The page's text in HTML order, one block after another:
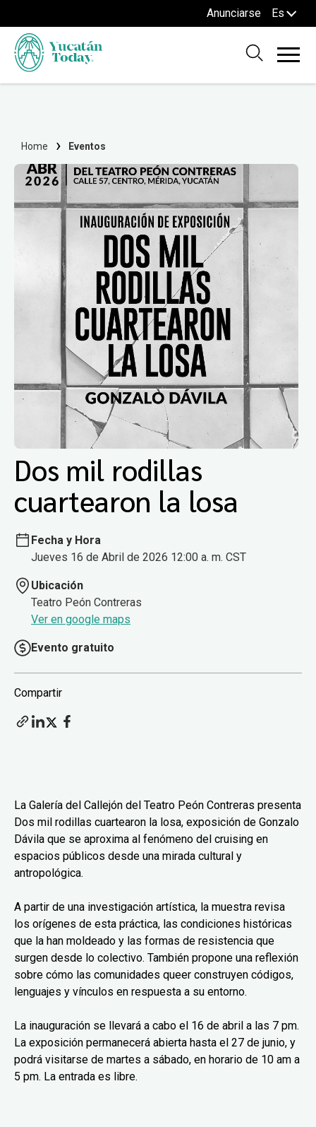
Anunciarse Es
Home Eventos
Dos mil rodillas
cuartearon la losa
Fecha y Hora
Jueves 16 de Abril de 2026 12:00 a. m. CST
Ubicación
Teatro Peón Contreras
Ver en google maps
Evento gratuito
Compartir
La Galería del Callejón del Teatro Peón Contreras presenta
Dos mil rodillas cuartearon la losa, exposición de Gonzalo
Dávila que se aproxima al fenómeno del cruising en
espacios públicos desde una mirada cultural y
antropológica.
A partir de una investigación artística, la muestra revisa
los orígenes de esta práctica, las condiciones históricas
que la han moldeado y las formas de resistencia que
surgen desde lo colectivo. También propone una reflexión
sobre cómo las comunidades queer construyen códigos,
lenguajes y vínculos en respuesta a su entorno.
La inauguración se llevará a cabo el 16 de abril a las 7 pm.
La exposición permanecerá abierta hasta el 27 de junio, y
podrá visitarse de martes a sábado, en horario de 10 am a
5 pm. La entrada es libre.